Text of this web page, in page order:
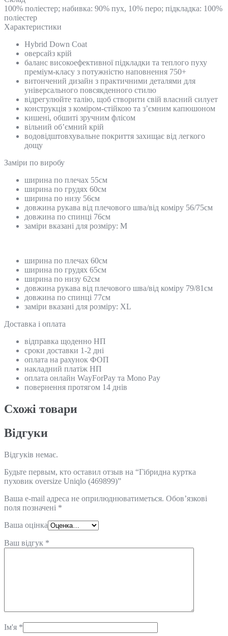
100% поліестер; набивка: 90% пух, 10% перо; підкладка: 100%
поліестер
Характеристики
Hybrid Down Coat
оверсайз крій
баланс високоефективної підкладки та теплого пуху
преміум-класу з потужністю наповнення 750+
витончений дизайн з практичними деталями для
універсального повсякденного стилю
відрегулюйте талію, щоб створити свій власний силует
конструкція з коміром-стійкою та з’ємним капюшоном
кишені, обшиті зручним флісом
вільний об’ємний крій
водовідштовхувальне покриття захищає від легкого
дощу
Замiри по виробу
ширина по плечах 55см
ширина по грудях 60см
ширина по низу 56см
довжина рукава від плечового шва/від коміру 56/75см
довжина по спинці 76см
заміри вказані для розміру: М
ширина по плечах 60см
ширина по грудях 65см
ширина по низу 62см
довжина рукава від плечового шва/від коміру 79/81см
довжина по спинці 77см
заміри вказані для розміру: XL
Доставка і оплата
відправка щоденно НП
сроки доставки 1-2 дні
оплата на рахунок ФОП
накладний платіж НП
оплата онлайн WayForPay та Mono Pay
повернення протягом 14 днів
Схожi товари
Відгуки
Відгуків немає.
Будьте первым, кто оставил отзыв на “Гібридна куртка
пуховик oversize Uniqlo (469899)”
Ваша e-mail адреса не оприлюднюватиметься. Обов’язкові
поля позначені *
Ваша оцінка
Ваш відгук *
Ім'я *